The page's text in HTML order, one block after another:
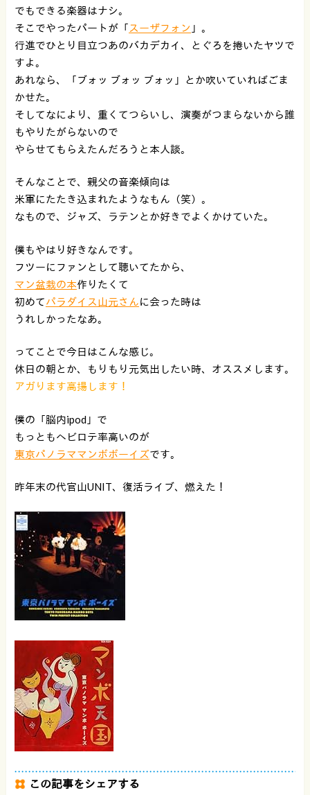
でもできる楽器はナシ。
そこでやったパートが「 スーザフォン 」。
行進でひとり目立つあのバカデカイ、とぐろを捲いたヤツで
すよ。
あれなら、「ブォッ ブォッ ブォッ」とか吹いていればごま
かせた。
そしてなにより、重くてつらいし、演奏がつまらないから誰
もやりたがらないので
やらせてもらえたんだろうと本人談。
そんなことで、親父の音楽傾向は
米軍にたたき込まれたようなもん（笑）。
なもので、ジャズ、ラテンとか好きでよくかけていた。
僕もやはり好きなんです。
フツーにファンとして聴いてたから、
マン盆栽の本作りたくて
初めてパラダイス山元さんに会った時は
うれしかったなあ。
ってことで今日はこんな感じ。
休日の朝とか、もりもり元気出したい時、オススメします。
アガります高揚します！
僕の「脳内ipod」で
もっともヘビロテ率高いのが
東京パノラママンボボーイズです。
昨年末の代官山UNIT、復活ライブ、燃えた！
この記事をシェアする